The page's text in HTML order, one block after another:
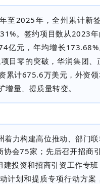
年至2025年，全州累计新
。签约项目数从2023
亿元，年均增长173.68%
目零的突破，华润集团
累计675.6万美元，外资
量、提质量转变。
着力构建高位推动、部门
协会75家；先后召开招商
投资和招商引资工作专
计划和提质专项行动方案